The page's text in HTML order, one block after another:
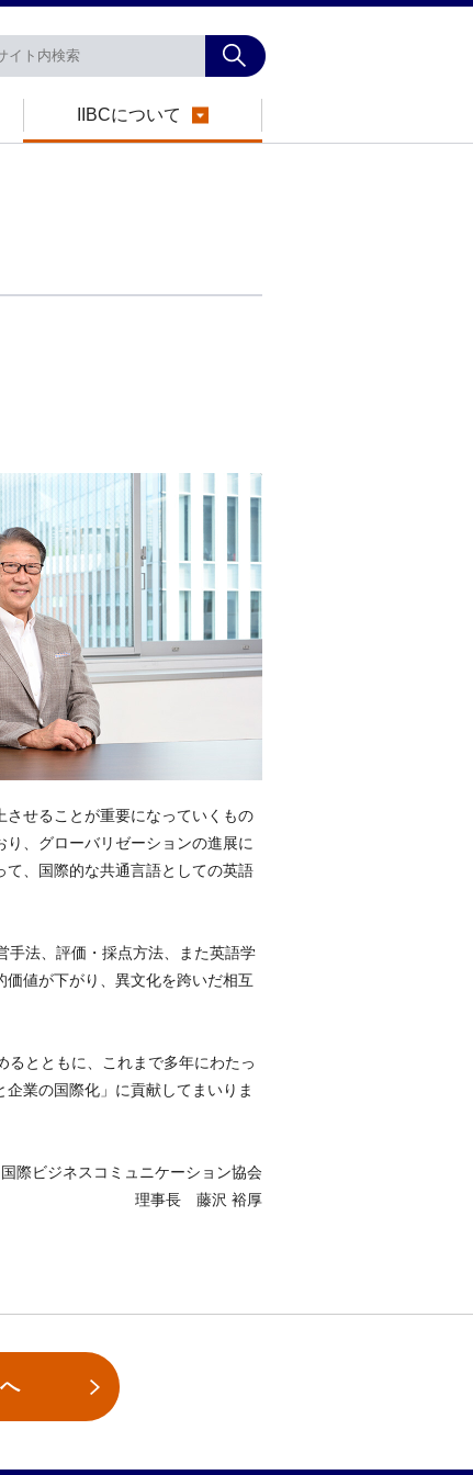
IIBCについて
せることが重要になっていくもの
、グローバリゼーションの進展に
、国際的な共通言語としての英語
手法、評価・採点方法、また英語学
値が下がり、異文化を跨いだ相互
とともに、これまで多年にわたっ
業の国際化」に貢献してまいりま
際ビジネスコミュニケーション協会
理事長 藤沢 裕厚